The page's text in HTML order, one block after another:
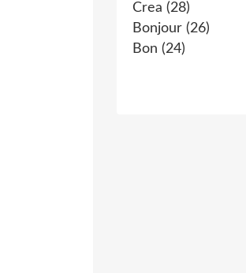
Crea (28)
Bonjour (26)
Bon (24)